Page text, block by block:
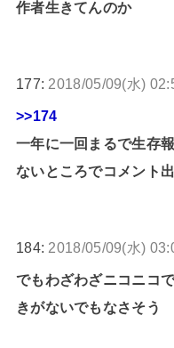
作者生きてんのか
177: 2018/05/09(水)
>>174
一年に一回まるで生存
ないところでコメント
184: 2018/05/09(水)
でもわざわざニコニコ
きがないでもなさそう